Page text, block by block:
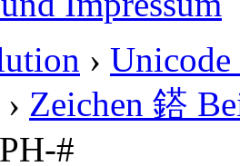
› Unicode
› Zeichen 鎝
#